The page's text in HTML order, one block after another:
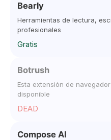
Bearly
Herramientas de lectura,
profesionales
Gratis
Botrush
Esta extensión de
disponible
DEAD
Compose AI